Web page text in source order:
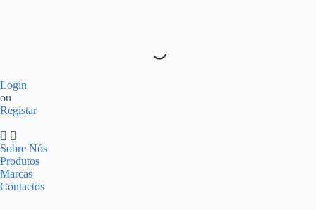
Login
ou
Registar
Sobre Nós
Produtos
Marcas
Contactos